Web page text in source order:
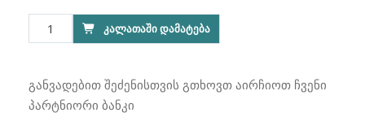
price
was:
price
is:
რაოდენობა:
Lenovo
3
15IAU7
ᲙᲐᲚᲐᲗᲐᲨᲘ ᲓᲐᲛᲐᲢᲔᲑᲐ
განვადებით შეძენისთვის გთხოვთ აირჩიოთ ჩვენი
პარტნიორი ბანკი